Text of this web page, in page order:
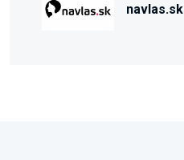
navlas.sk